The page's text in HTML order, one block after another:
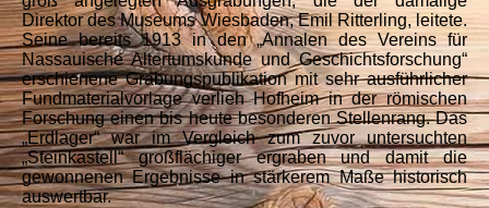
Direktor des Museums Wiesbaden, Emil Ritterling, leitete.
Seine bereits 1913 in den „Annalen des Vereins für
Nassauische Altertumskunde und Geschichtsforschung“
erschienene Grabungspublikation mit sehr ausführlicher
Fundmaterialvorlage verlieh Hofheim in der römischen
Forschung einen bis heute besonderen Stellenrang. Das
„Erdlager“ war im Vergleich zum zuvor untersuchten
„Steinkastell“ großflächiger ergraben und damit die
gewonnenen Ergebnisse in stärkerem Maße historisch
auswertbar.